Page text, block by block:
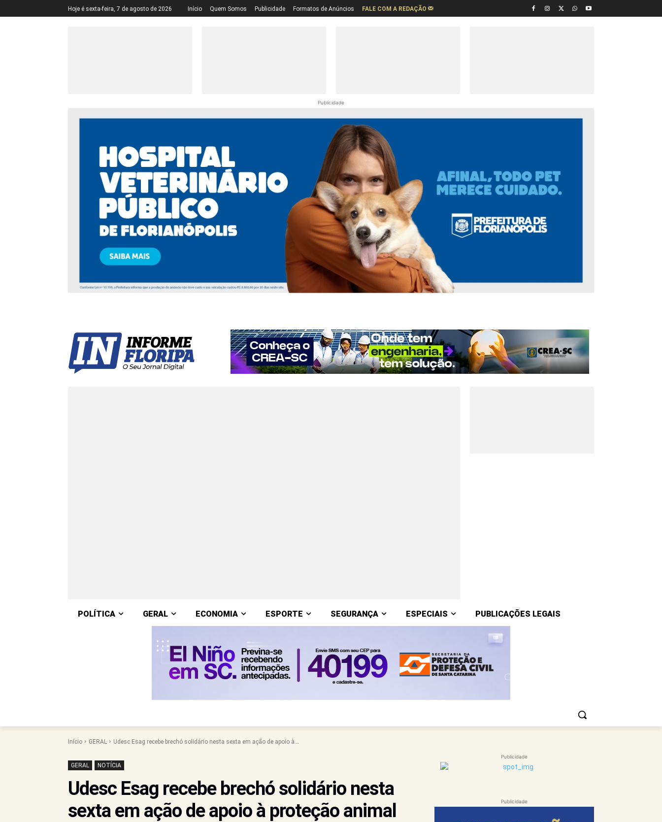
Hoje é sexta-feira, 7 de agosto de 2026 Início Quem Somos Publicidade Formatos de Anúncios FALE COM A REDAÇÃO
Publicidade
POLÍTICA GERAL ECONOMIA ESPORTE SEGURANÇA ESPECIAIS PUBLICAÇÕES LEGAIS
Início GERAL Udesc Esag recebe brechó solidário nesta sexta em ação de apoio à...
GERAL NOTÍCIA
Udesc Esag recebe brechó solidário nesta
sexta em ação de apoio à proteção animal
Publicidade
Publicidade